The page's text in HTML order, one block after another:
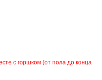
с горшком (от пола до конца